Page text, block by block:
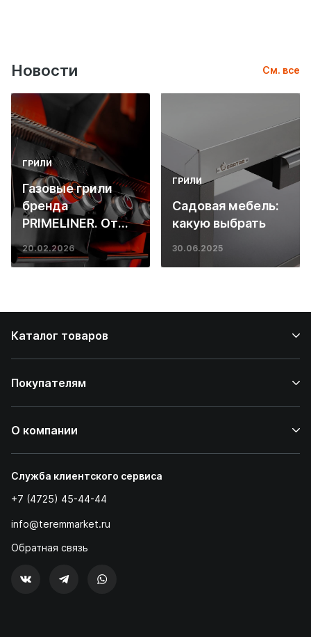
Новости См. все
ГРИЛИ
Газовые грили
бренда
PRIMELINER. От
основ инженерии
до ресторанных
20.02.2026
ГРИЛИ
Садовая мебель:
какую выбрать
30.06.2025
Каталог товаров
Покупателям
О компании
Служба клиентского сервиса
+7 (4725) 45-44-44
info@teremmarket.ru
Обратная связь